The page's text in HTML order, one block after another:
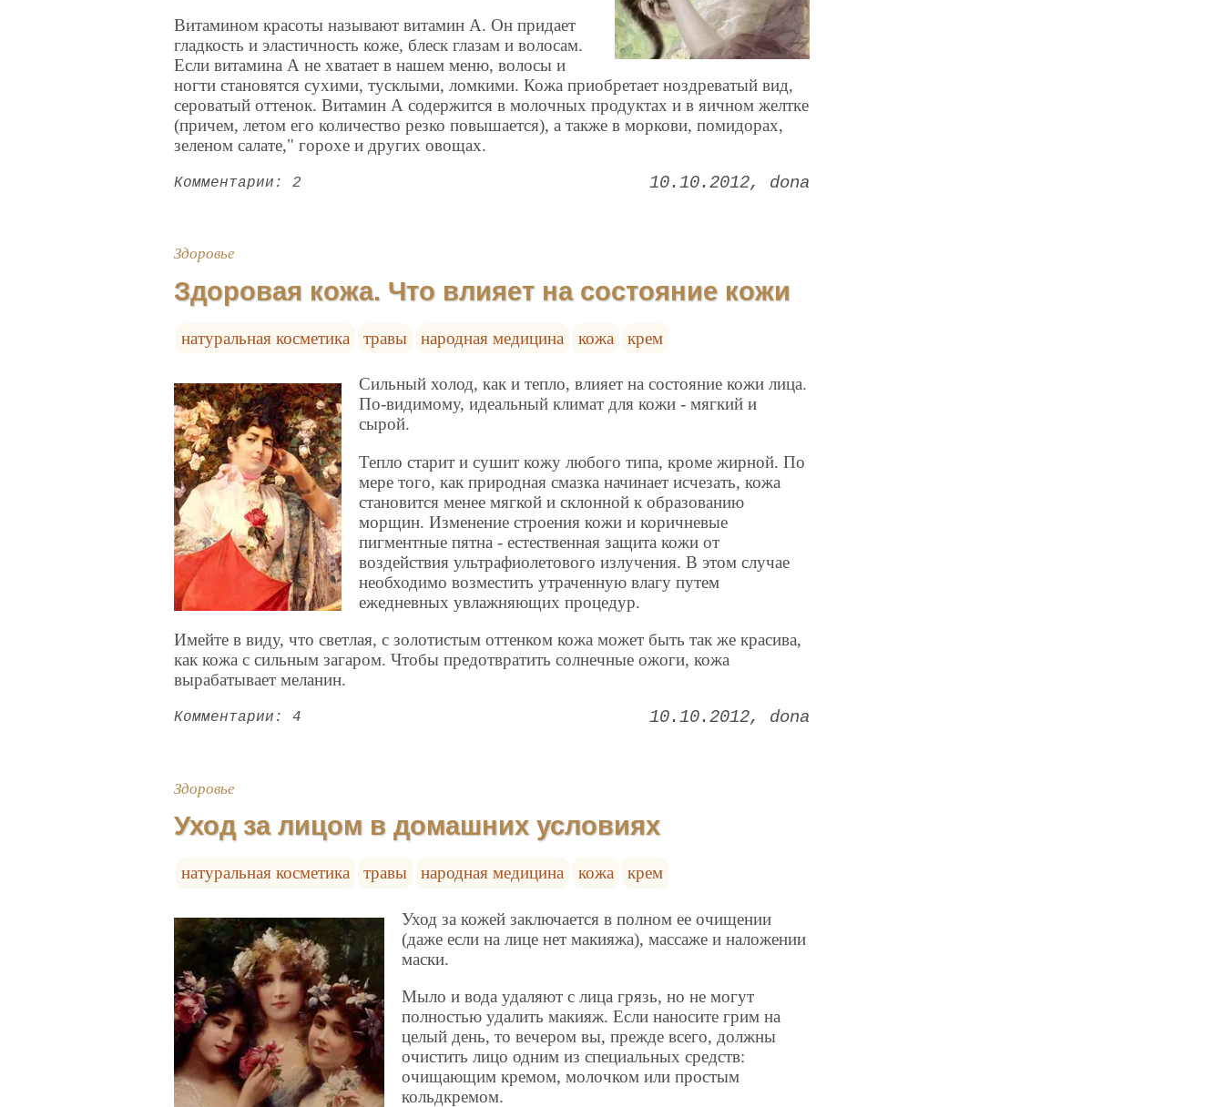
Витамином красоты называют витамин А. Он придает
гладкость и эластичность коже, блеск глазам и волосам.
Если витамина А не хватает в нашем меню, волосы и
ногти становятся сухими, тусклыми, ломкими. Кожа приобретает ноздреватый вид,
сероватый оттенок. Витамин А содержится в молочных продуктах и в яичном желтке
(причем, летом его количество резко повышается), а также в моркови, помидорах,
зеленом салате," горохе и других овощах.
Комментарии: 2 10.10.2012 dona
Здоровье
Здоровая кожа. Что влияет на состояние кожи
натуральная косметика травы народная медицина кожа крем
Сильный холод, как и тепло, влияет на состояние кожи лица.
По-видимому, идеальный климат для кожи - мягкий и
сырой.
Тепло старит и сушит кожу любого типа, кроме жирной. По
мере того, как природная смазка начинает исчезать, кожа
становится менее мягкой и склонной к образованию
морщин. Изменение строения кожи и коричневые
пигментные пятна - естественная защита кожи от
воздействия ультрафиолетового излучения. В этом случае
необходимо возместить утраченную влагу путем
ежедневных увлажняющих процедур.
Имейте в виду, что светлая, с золотистым оттенком кожа может быть так же красива,
как кожа с сильным загаром. Чтобы предотвратить солнечные ожоги, кожа
вырабатывает меланин.
Комментарии: 4 10.10.2012 dona
Здоровье
Уход за лицом в домашних условиях
натуральная косметика травы народная медицина кожа крем
Уход за кожей заключается в полном ее очищении
(даже если на лице нет макияжа), массаже и наложении
маски.
Мыло и вода удаляют с лица грязь, но не могут
полностью удалить макияж. Если наносите грим на
целый день, то вечером вы, прежде всего, должны
очистить лицо одним из специальных средств:
очищающим кремом, молочком или простым
кольдкремом.